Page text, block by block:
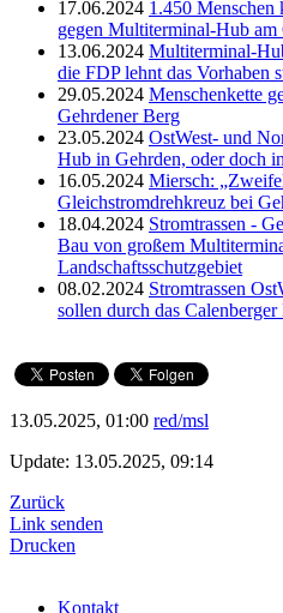
17.06.2024 1.450 Menschen
gegen Multiterminal-Hub am
13.06.2024 Multiterminal-
die FDP lehnt das Vorhaben
29.05.2024 Menschenkette
Gehrdener Berg
23.05.2024 OstWest- und
Hub in Gehrden, oder doch
16.05.2024 Miersch:
Gleichstromdrehkreuz bei
18.04.2024 Stromtrassen -
Bau von großem
Landschaftsschutzgebiet
08.02.2024 Stromtrassen
sollen durch das Calenberger
13.05.2025, 01:00 red/msl
Update: 13.05.2025, 09:14
Zurück
Link senden
Drucken
Kontakt